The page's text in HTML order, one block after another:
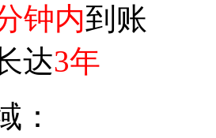
钟内到账
达3年
：